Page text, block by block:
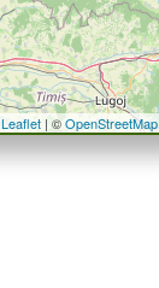
Leaflet | ©OpenStreetMap